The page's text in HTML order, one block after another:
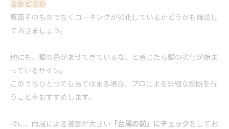
るかどうか
壁面そのものでなくコーキングが劣化しているかどうかも確認し
ておきましょう。
他にも、壁の色があせてきているな、と感じたら壁の劣化が始ま
っているサイン。
このうちひとつでも当てはまる場合、プロによる詳細な診断を行
うことをおすすめします。
特に、雨風による被害が大きい 「台風の前」にチェックをしてお